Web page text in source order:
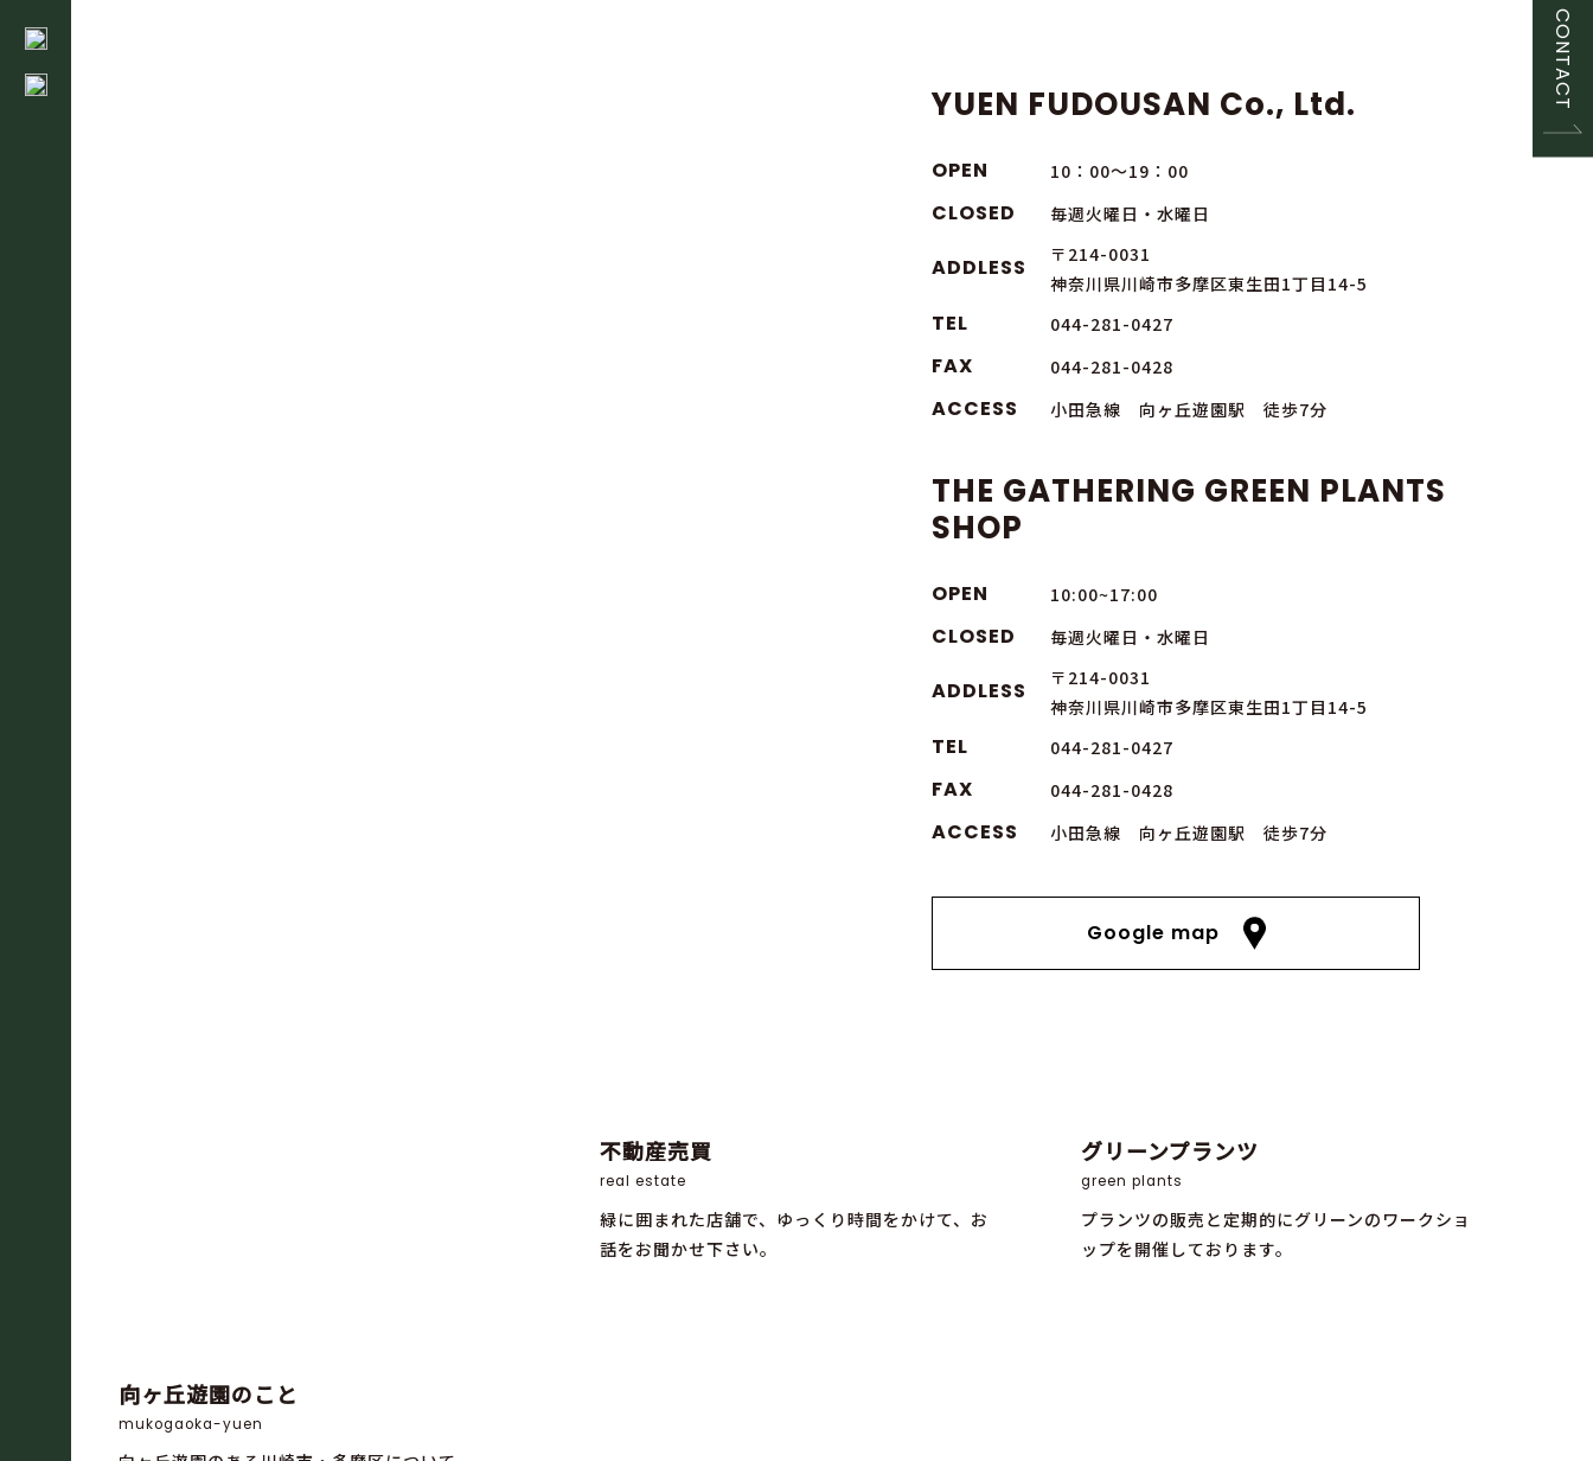
CONTACT
YUEN FUDOUSAN Co., Ltd.
OPEN 10：00～19：00
CLOSED 毎週火曜日・水曜日
ADDLESS
〒214-0031
神奈川県川崎市多摩区東生田1丁目14-5
TEL 044-281-0427
FAX 044-281-0428
ACCESS 小田急線 向ヶ丘遊園駅 徒歩7分
THE GATHERING GREEN PLANTS
SHOP
OPEN 10:00~17:00
CLOSED 毎週火曜日・水曜日
ADDLESS
〒214-0031
神奈川県川崎市多摩区東生田1丁目14-5
TEL 044-281-0427
FAX 044-281-0428
ACCESS 小田急線 向ヶ丘遊園駅 徒歩7分
Google map
向ヶ丘遊園のこと
mukogaoka-yuen
不動産売買
real estate
緑に囲まれた店舗で、ゆっくり時間をかけて、お
話をお聞かせ下さい。
グリーンプランツ
green plants
プランツの販売と定期的にグリーンのワークショ
ップを開催しております。